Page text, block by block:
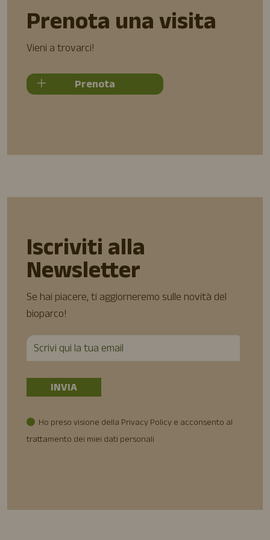
Prenota una visita
Vieni a trovarci!
Prenota
Iscriviti alla
Newsletter
Se hai piacere, ti aggiorneremo sulle novità del
bioparco!
Ho preso visione della Privacy Policy e acconsento al
trattamento dei miei dati personali